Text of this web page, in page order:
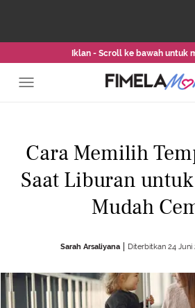
Iklan - Scroll ke bawah untuk
Cara Memilih
Saat Liburan
Mudah
Sarah Arsaliyana Diterbitkan 24 Juni